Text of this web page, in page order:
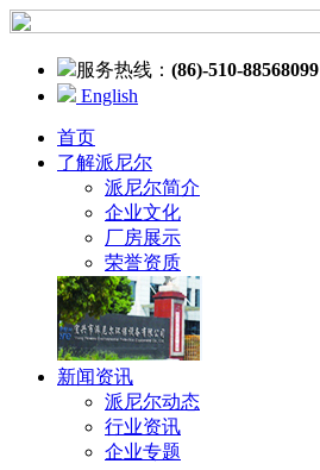
服务热线： (86)-510-88568099
English
首页
了解派尼尔
派尼尔简介
企业文化
厂房展示
荣誉资质
新闻资讯
派尼尔动态
行业资讯
企业专题